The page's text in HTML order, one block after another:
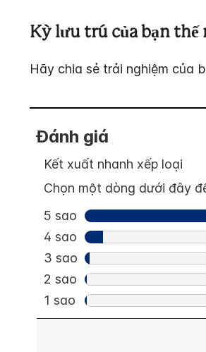
Kỳ lưu trú của bạn thế
Hãy chia sẻ trải nghiệm của